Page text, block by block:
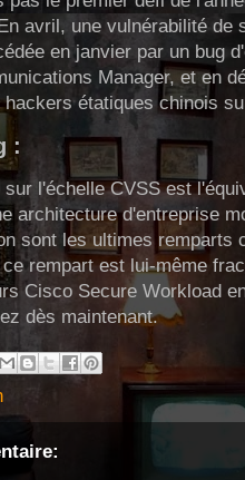
avril, une vulnérabilité de
en janvier par un bug
Manager, et en
étatiques chinois
:
l'échelle CVSS est
architecture d'entreprise
sont les ultimes remparts
rempart est lui-même
Cisco Secure Workload
dès maintenant.